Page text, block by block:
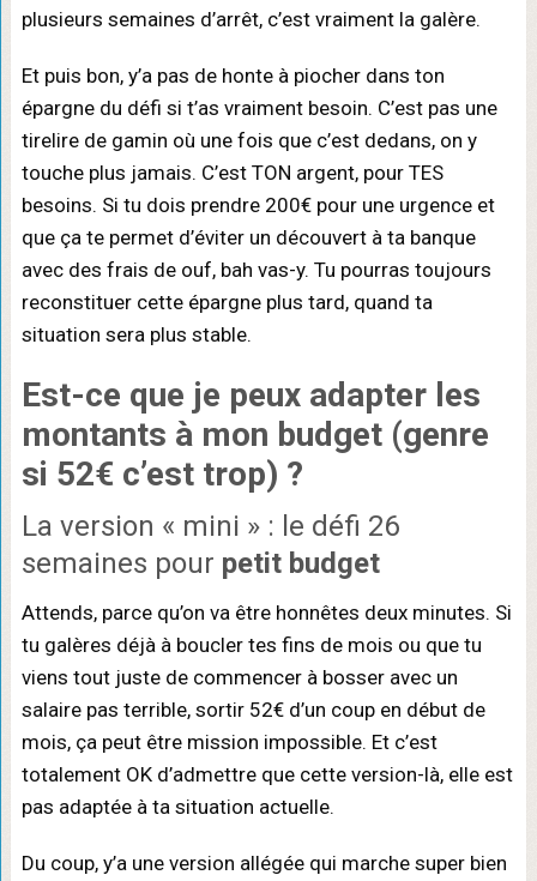
plusieurs semaines d’arrêt, c’est vraiment la galère.
Et puis bon, y’a pas de honte à piocher dans ton
épargne du défi si t’as vraiment besoin. C’est pas une
tirelire de gamin où une fois que c’est dedans, on y
touche plus jamais. C’est TON argent, pour TES
besoins. Si tu dois prendre 200€ pour une urgence et
que ça te permet d’éviter un découvert à ta banque
avec des frais de ouf, bah vas-y. Tu pourras toujours
reconstituer cette épargne plus tard, quand ta
situation sera plus stable.
Est-ce que je peux adapter les
montants à mon budget (genre
si 52€ c’est trop) ?
La version « mini » : le défi 26
semaines pour petit budget
Attends, parce qu’on va être honnêtes deux minutes. Si
tu galères déjà à boucler tes fins de mois ou que tu
viens tout juste de commencer à bosser avec un
salaire pas terrible, sortir 52€ d’un coup en début de
mois, ça peut être mission impossible. Et c’est
totalement OK d’admettre que cette version-là, elle est
pas adaptée à ta situation actuelle.
Du coup, y’a une version allégée qui marche super bien